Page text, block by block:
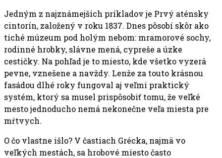
Jedným z najznámejších príkladov je Prvý aténsky
cintorín, založený v roku 1837. Dnes pôsobí skôr ako
tiché múzeum pod holým nebom: mramorové sochy,
rodinné hrobky, slávne mená, cypreše a úzke
cestičky. Na pohľad je to miesto, kde všetko vyzerá
pevne, vznešene a navždy. Lenže za touto krásnou
fasádou dlhé roky fungoval aj veľmi praktický
systém, ktorý sa musel prispôsobiť tomu, že veľké
mesto jednoducho nemá nekonečne veľa miesta pre
mŕtvych.
O čo vlastne išlo? V častiach Grécka, najmä vo
veľkých mestách, sa hrobové miesto často